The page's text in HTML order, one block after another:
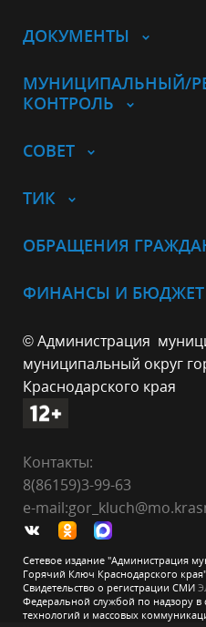
ДОКУМЕНТЫ
МУНИЦИПАЛЬНЫЙ/
КОНТРОЛЬ
СОВЕТ
ТИК
ОБРАЩЕНИЯ
ФИНАНСЫ И БЮДЖЕТ
© Администрация
муниципальный округ
Краснодарского края
Контакты:
8(86159)3-99-63
e-
Сетевое издание "Администрация
Горячий Ключ Краснодарского края"
Свидетельство о регистрации СМИ
Федеральной службой по надзору
технологий и массовых